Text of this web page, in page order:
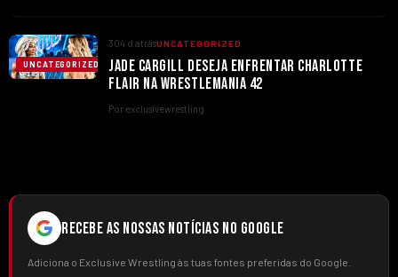
UNCATEGORIZED
304 d atrásUNCATEGORIZED
JADE CARGILL DESEJA ENFRENTAR CHARLOTTE
FLAIR NA WRESTLEMANIA 42
Por exclusivewrestling
RECEBE AS NOSSAS NOTÍCIAS NO GOOGLE
Adiciona o Exclusive Wrestling às tuas fontes preferidas do Google.